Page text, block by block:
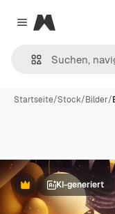
Close menu
Magnific
Startseite/Stock/Bilder/
PremiumKI-generiert